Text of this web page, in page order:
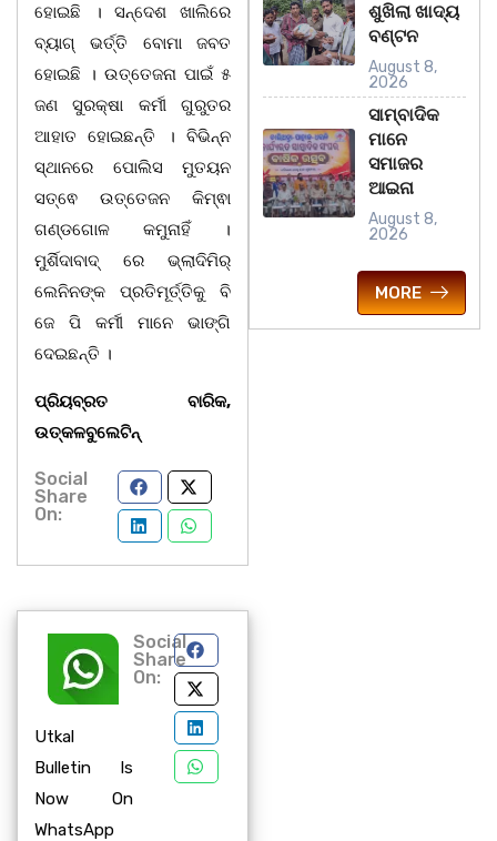
ହୋଇଛି । ସନ୍ଦେଶ ଖାଲିରେ
ବ୍ୟାଗ୍ ଭର୍ତ୍ତି ବୋମା ଜବତ
ହୋଇଛି । ଉତ୍ତେଜନା ପାଇଁ ୫
ଜଣ ସୁରକ୍ଷା କର୍ମୀ ଗୁରୁତର
ଆହାତ ହୋଇଛନ୍ତି । ବିଭିନ୍ନ
ସ୍ଥାନରେ ପୋଲିସ ମୁତୟନ
ସତ୍ଵେ ଉତ୍ତେଜନ କିମ୍ଵା
ଗଣ୍ଡଗୋଳ କମୁନାହିଁ ।
ମୁର୍ଶିଦାବାଦ୍ ରେ ଭ୍ଲାଦିମିର୍
ଲେନିନଙ୍କ ପ୍ରତିମୂର୍ତ୍ତିକୁ ବି
ଜେ ପି କର୍ମୀ ମାନେ ଭାଙ୍ଗି
ଦେଇଛନ୍ତି ।
ପ୍ରିୟବ୍ରତ ବାରିକ,
ଉତ୍କଳବୁଲେଟିନ୍‌
Social
Share
On:
Utkal
Bulletin Is
Now On
WhatsApp
Social
Share
On:
ଶୁଖିଲା ଖାଦ୍ୟ
ବଣ୍ଟନ
August 8,
2026
ସାମ୍ବାଦିକ
ମାନେ
ସମାଜର
ଆଇନା
August 8,
2026
MORE